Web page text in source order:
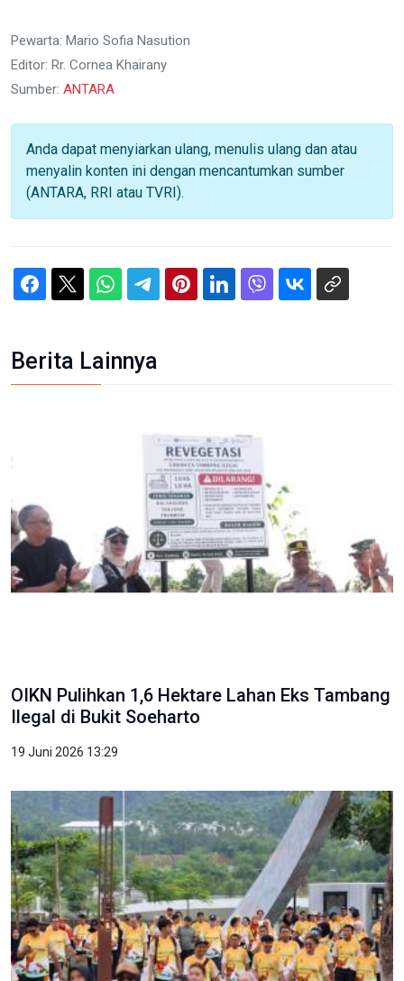
Pewarta: Mario Sofia Nasution
Editor: Rr. Cornea Khairany
Sumber: ANTARA
Anda dapat menyiarkan ulang, menulis ulang dan atau
menyalin konten ini dengan mencantumkan sumber
(ANTARA, RRI atau TVRI).
Berita Lainnya
OIKN Pulihkan 1,6 Hektare Lahan Eks Tambang
Ilegal di Bukit Soeharto
19 Juni 2026 13:29